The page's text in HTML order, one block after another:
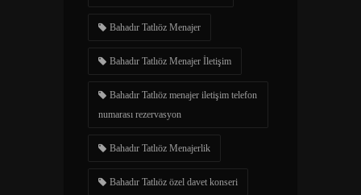
Bahadır Tatlıöz Menajer
Bahadır Tatlıöz Menajer İletişim
Bahadır Tatlıöz menajer iletişim telefon
numarası rezervasyon
Bahadır Tatlıöz Menajerlik
Bahadır Tatlıöz özel davet konseri